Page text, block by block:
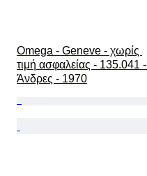
Omega - Geneve - χωρίς
τιμή ασφαλείας - 135.041 -
Άνδρες - 1970